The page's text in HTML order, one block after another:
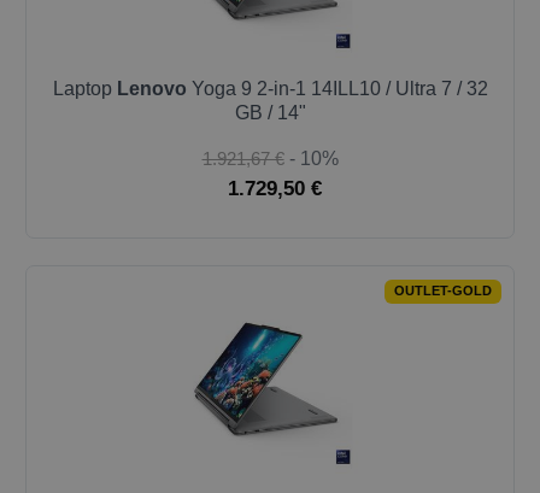
Laptop Lenovo Yoga 9 2-in-1 14ILL10 / Ultra 7 / 32
GB / 14"
1.921,67 € - 10%
1.729,50 €
OUTLET-GOLD